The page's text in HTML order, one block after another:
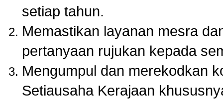
setiap tahun.
Memastikan layanan mesra
pertanyaan rujukan kepada
Mengumpul dan merekodkan
Setiausaha Kerajaan